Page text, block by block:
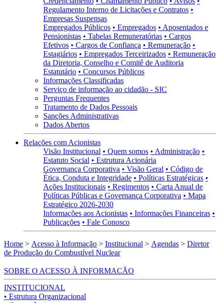
Regulamento Interno de Licitações e Contratos •
Empresas Suspensas
Empregados Públicos • Empregados • Aposentados e
Pensionistas • Tabelas Remuneratórias • Cargos
Efetivos • Cargos de Confiança • Remuneração •
Estagiários • Empregados Terceirizados • Remuneração
da Diretoria, Conselho e Comitê de Auditoria
Estatutário • Concursos Públicos
Informações Classificadas
Serviço de informação ao cidadão - SIC
Perguntas Frequentes
Tratamento de Dados Pessoais
Sanções Administrativas
Dados Abertos
Relações com Acionistas
Visão Institucional • Quem somos • Administração •
Estatuto Social • Estrutura Acionária
Governança Corporativa • Visão Geral • Código de
Ética, Conduta e Integridade • Políticas Estratégicas •
Ações Institucionais • Regimentos • Carta Anual de
Políticas Públicas e Governança Corporativa • Mapa
Estratégico 2026-2030
Informações aos Acionistas • Informações Financeiras •
Publicações • Fale Conosco
Home > Acesso à Informação > Institucional > Agendas > Diretor
de Produção do Combustível Nuclear
SOBRE O ACESSO À INFORMAÇÃO
INSTITUCIONAL
• Estrutura Organizacional